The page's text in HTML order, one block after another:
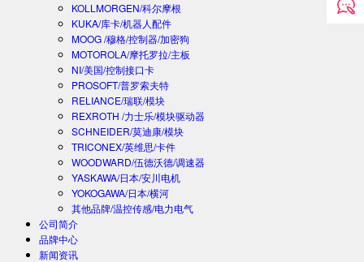
KOLLMORGEN/科尔摩根
KUKA/库卡/机器人配件
MOOG /穆格/控制器/加密狗
MOTOROLA/摩托罗拉/主板
NI/美国/控制接口卡
PROSOFT/普罗索夫特
RELIANCE/瑞联/模块
REXROTH /力士乐/模块驱动器
SCHNEIDER/莫迪康/模块
TRICONEX/英维思/卡件
WOODWARD/伍德沃德/调速器
YASKAWA/日本/安川电机
YOKOGAWA/日本/横河
其他品牌/温控传感/电力电气
公司简介
品牌中心
新闻资讯